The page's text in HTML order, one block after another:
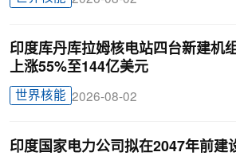
印度库丹库拉姆核电站四台新建机
上涨55%至144亿美元
世界核能 2026-08-02
印度国家电力公司拟在2047年前建